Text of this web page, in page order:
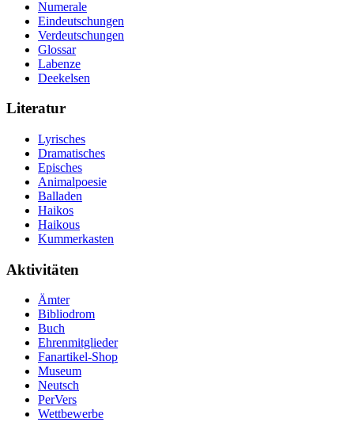
Numerale
Eindeutschungen
Verdeutschungen
Glossar
Labenze
Deekelsen
Literatur
Lyrisches
Dramatisches
Episches
Animalpoesie
Balladen
Haikos
Haikous
Kummerkasten
Aktivitäten
Ämter
Bibliodrom
Buch
Ehrenmitglieder
Fanartikel-Shop
Museum
Neutsch
PerVers
Wettbewerbe